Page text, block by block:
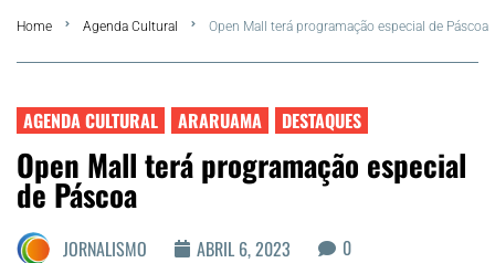
Summer
Região dos Lagos
Home Agenda Cultural Open Mall terá programação especial de Páscoa
AGENDA CULTURAL ARARUAMA DESTAQUES
Open Mall terá programação especial
de Páscoa
JORNALISMO ABRIL 6, 2023 0